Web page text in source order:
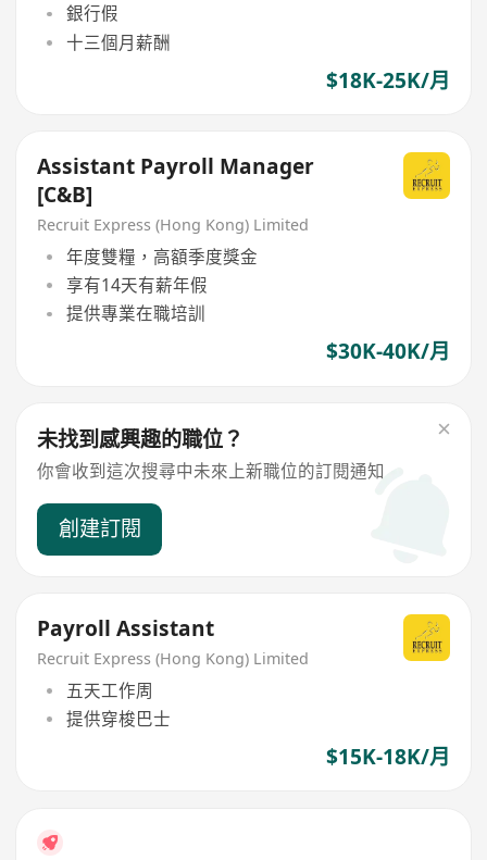
銀行假
十三個月薪酬
$18K-25K/月
Assistant Payroll Manager
[C&B]
Recruit Express (Hong Kong) Limited
年度雙糧，高額季度獎金
享有14天有薪年假
提供專業在職培訓
$30K-40K/月
未找到感興趣的職位？
你會收到這次搜尋中未來上新職位的訂閱通知
創建訂閱
Payroll Assistant
Recruit Express (Hong Kong) Limited
五天工作周
提供穿梭巴士
$15K-18K/月